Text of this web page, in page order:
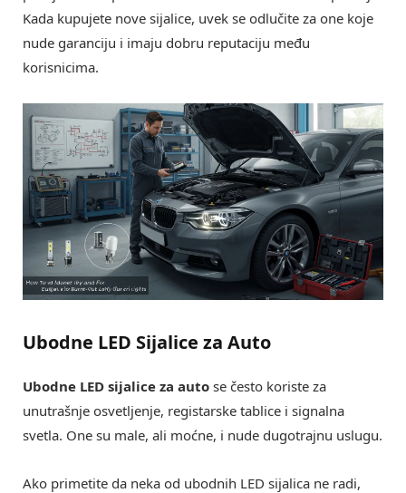
Kada kupujete nove sijalice, uvek se odlučite za one koje
nude garanciju i imaju dobru reputaciju među
korisnicima.
Ubodne LED Sijalice za Auto
Ubodne LED sijalice za auto se često koriste za
unutrašnje osvetljenje, registarske tablice i signalna
svetla. One su male, ali moćne, i nude dugotrajnu uslugu.
Ako primetite da neka od ubodnih LED sijalica ne radi,